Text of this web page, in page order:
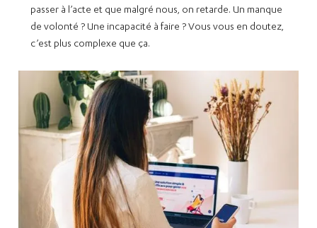
passer à l’acte et que malgré nous, on retarde. Un manque
de volonté ? Une incapacité à faire ? Vous vous en doutez,
c’est plus complexe que ça.